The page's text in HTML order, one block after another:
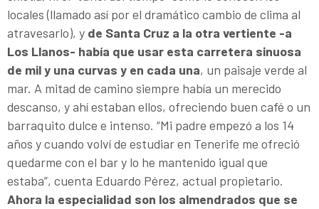
locales (llamado así por el dramático cambio de clima al
atravesarlo), y de Santa Cruz a la otra vertiente -a
Los Llanos- había que usar esta carretera sinuosa
de mil y una curvas y en cada una, un paisaje verde al
mar. A mitad de camino siempre había un merecido
descanso, y ahí estaban ellos, ofreciendo buen café o un
barraquito dulce e intenso. “Mi padre empezó a los 14
años y cuando volví de estudiar en Tenerife me ofreció
quedarme con el bar y lo he mantenido igual que
estaba”, cuenta Eduardo Pérez, actual propietario.
Ahora la especialidad son los almendrados que se